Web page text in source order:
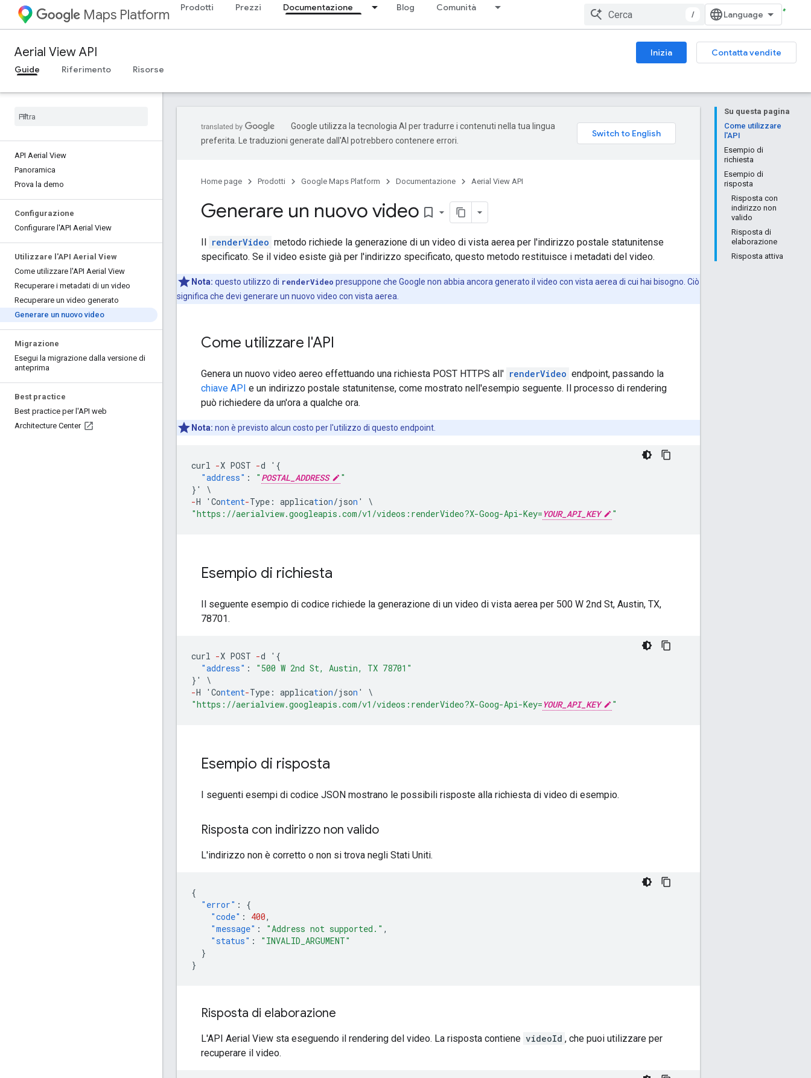
Maps Platform Prodotti Prezzi Documentazione Blog Comunità
/
Aerial View API Inizia
Contatta vendite
Guide
Riferimento Risorse
API Aerial View
Panoramica
Prova la demo
Configurazione
Configurare l'API Aerial View
Utilizzare l'API Aerial View
Come utilizzare l'API Aerial View
Recuperare i metadati di un video
Recuperare un video generato
Generare un nuovo video
Migrazione
Esegui la migrazione dalla versione di
anteprima
Best practice
Best practice per l'API web
Architecture Center
Su questa pagina
Come utilizzare
l'API
Esempio di
richiesta
Esempio di
risposta
Risposta con
indirizzo non
valido
Risposta di
elaborazione
Risposta attiva
Google utilizza la tecnologia AI per tradurre i contenuti nella tua lingua
preferita. Le traduzioni generate dall'AI potrebbero contenere errori.
Home page Prodotti Google Maps Platform Documentazione Aerial View API
Generare un nuovo video bookmark_border
Il renderVideo metodo richiede la generazione di un video di vista aerea per l'indirizzo postale statunitense
specificato. Se il video esiste già per l'indirizzo specificato, questo metodo restituisce i metadati del video.
Nota: questo utilizzo di renderVideo presuppone che Google non abbia ancora generato il video con vista aerea di cui hai bisogno. Ciò
significa che devi generare un nuovo video con vista aerea.
Come utilizzare l'API
Genera un nuovo video aereo effettuando una richiesta POST HTTPS all' renderVideo endpoint, passando la
chiave API e un indirizzo postale statunitense, come mostrato nell'esempio seguente. Il processo di rendering
può richiedere da un'ora a qualche ora.
Nota: non è previsto alcun costo per l'utilizzo di questo endpoint.
curl -X POST -d ' {
"address" : " POSTAL_ADDRESS
"
} '
\
-H 'Content-Type : application/json '
\
"https://aerialview.googleapis.com/v1/videos:renderVideo?X-Goog-Api-Key= YOUR_API_KEY "
Esempio di richiesta
Il seguente esempio di codice richiede la generazione di un video di vista aerea per 500 W 2nd St, Austin, TX,
78701.
curl -X POST -d ' {
"address" :
"500 W 2nd St, Austin, TX 78701"
} '
\
-H 'Content-Type : application/json '
\
"https://aerialview.googleapis.com/v1/videos:renderVideo?X-Goog-Api-Key= YOUR_API_KEY "
Esempio di risposta
I seguenti esempi di codice JSON mostrano le possibili risposte alla richiesta di video di esempio.
Risposta con indirizzo non valido
L'indirizzo non è corretto o non si trova negli Stati Uniti.
{
"error" :
{
"code" : 400,
"message" : "Address not supported." ,
"status" :
"INVALID_ARGUMENT"
}
}
Risposta di elaborazione
L'API Aerial View sta eseguendo il rendering del video. La risposta contiene videoId , che puoi utilizzare per
recuperare il video.